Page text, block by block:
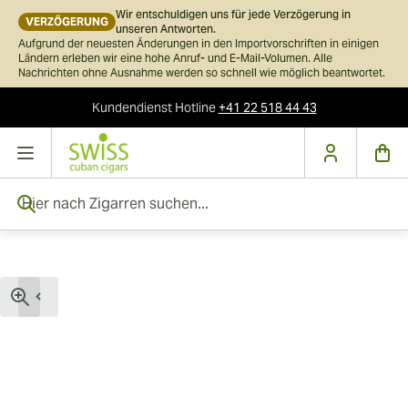
VERZÖGERUNG
Wir entschuldigen uns für jede Verzögerung in
unseren Antworten.
Aufgrund der neuesten Änderungen in den Importvorschriften in einigen
Ländern erleben wir eine hohe Anruf- und E-Mail-Volumen. Alle
Nachrichten ohne Ausnahme werden so schnell wie möglich beantwortet.
KundendienstHotline+41 22 518 44 43
Skip to Content